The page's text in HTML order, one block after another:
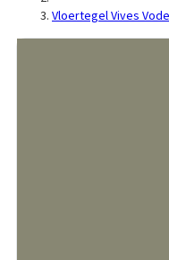
Vloertegel Vives